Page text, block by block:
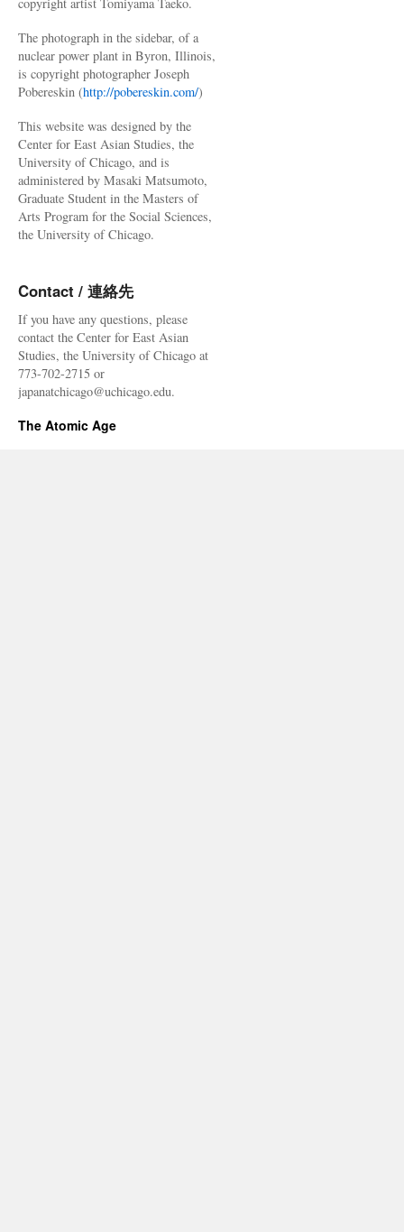
The photograph in the sidebar, of a
nuclear power plant in Byron, Illinois,
is copyright photographer Joseph
Pobereskin (http://pobereskin.com/)
This website was designed by the
Center for East Asian Studies, the
University of Chicago, and is
administered by Masaki Matsumoto,
Graduate Student in the Masters of
Arts Program for the Social Sciences,
the University of Chicago.
Contact / 連絡先
If you have any questions, please
contact the Center for East Asian
Studies, the University of Chicago at
773-702-2715 or
japanatchicago@uchicago.edu.
The Atomic Age